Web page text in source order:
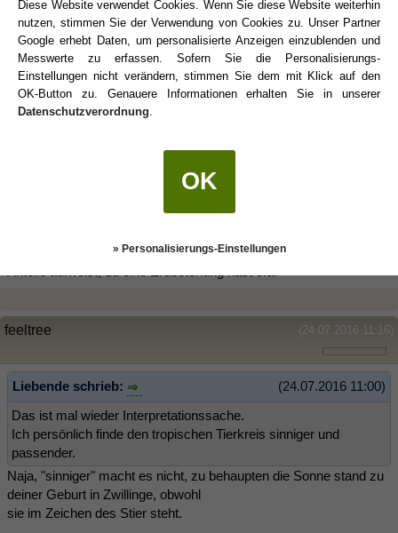
Aber genau diesen "Astro-shock" und die Verschiebung gibt es
aber demnach...aber eben zum Rechten, und nicht zum Nachteil.
Liebende
Ich persönlich finde den tropischen Tierkreis sinniger und
Es ist für mich wahrscheinlicher, dass deine Radix einige "stierige"
(24.07.2016 11:16)
feeltree
(24.07.2016 11:00)
Liebende schrieb:
Das ist mal wieder Interpretationssache.
Ich persönlich finde den tropischen Tierkreis sinniger und
passender.
Naja, "sinniger" macht es nicht, zu behaupten die Sonne stand zu
deiner Geburt in Zwillinge, obwohl
sie im Zeichen des Stier steht.
Diese Website verwendet Cookies. Wenn Sie diese Website weiterhin
nutzen, stimmen Sie der Verwendung von Cookies zu. Unser Partner
Google erhebt Daten, um personalisierte Anzeigen einzublenden und
Messwerte zu erfassen. Sofern Sie die Personalisierungs-
Einstellungen nicht verändern, stimmen Sie dem mit Klick auf den
OK-Button zu. Genauere Informationen erhalten Sie in unserer
Datenschutzverordnung
OK
» Personalisierungs-Einstellungen